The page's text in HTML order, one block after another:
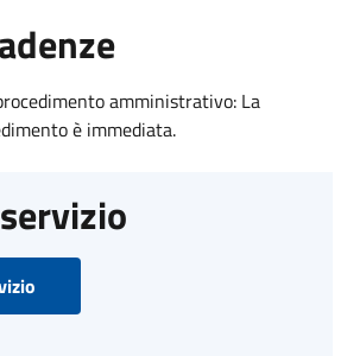
amministrativo: La
è immediata.